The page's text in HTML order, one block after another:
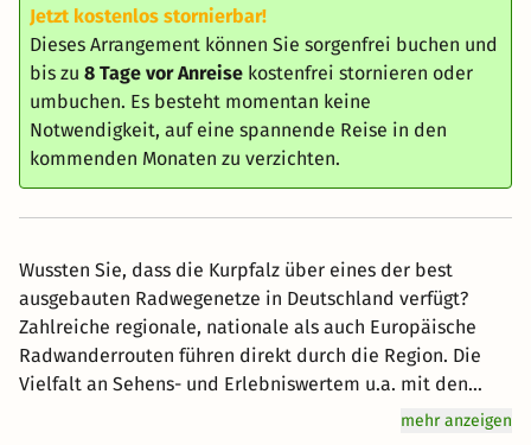
Jetzt kostenlos stornierbar!
Dieses Arrangement können Sie sorgenfrei buchen und
bis zu 8 Tage vor Anreise kostenfrei stornieren oder
umbuchen. Es besteht momentan keine
Notwendigkeit, auf eine spannende Reise in den
kommenden Monaten zu verzichten.
Wussten Sie, dass die Kurpfalz über eines der best
ausgebauten Radwegenetze in Deutschland verfügt?
Zahlreiche regionale, nationale als auch Europäische
Radwanderrouten führen direkt durch die Region. Die
Vielfalt an Sehens- und Erlebniswertem u.a. mit den
Kulturstädten Heidelberg, Schwetzingen und Speyer, die
mehr anzeigen